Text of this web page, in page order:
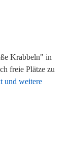
Krabbeln" in
freie Plätze zu
und weitere